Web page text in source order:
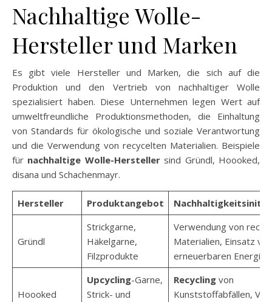
Nachhaltige Wolle-
Hersteller und Marken
Es gibt viele Hersteller und Marken, die sich auf die
Produktion und den Vertrieb von nachhaltiger Wolle
spezialisiert haben. Diese Unternehmen legen Wert auf
umweltfreundliche Produktionsmethoden, die Einhaltung
von Standards für ökologische und soziale Verantwortung
und die Verwendung von recycelten Materialien. Beispiele
für nachhaltige Wolle-Herstellersind Gründl, Hoooked,
disana und Schachenmayr.
Hersteller Produktangebot
Gründl
Strickgarne,
Häkelgarne,
Filzprodukte
Verwendung von
Materialien, Einsatz von
erneuerbaren Energien
Hoooked
Upcycling-Garne,
Strick- und
Recyclingvon
Kunststoffabfällen,